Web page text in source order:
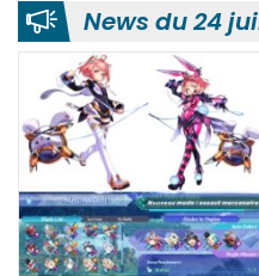
News du 24